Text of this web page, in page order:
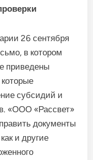
26 сентября
в котором
приведены
субсидий и
«ООО «Рассвет»
документы
и другие